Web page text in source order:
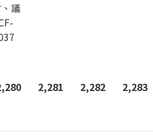
議
2,281 2,282 2,283